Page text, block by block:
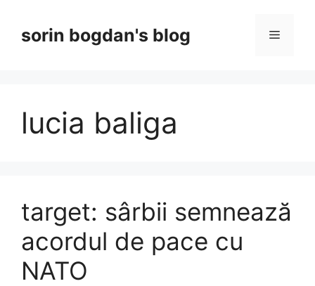
contentsorin bogdan's blog Menu
lucia baliga
target: sârbii semnează
acordul de pace cu
NATO